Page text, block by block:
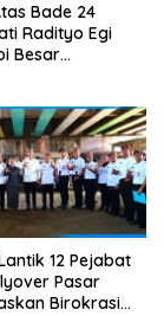
Bade 24
Radityo Egi
Besar
12 Pejabat
Pasar
Birokrasi